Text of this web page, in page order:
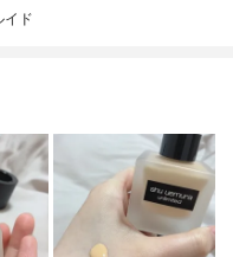
イド